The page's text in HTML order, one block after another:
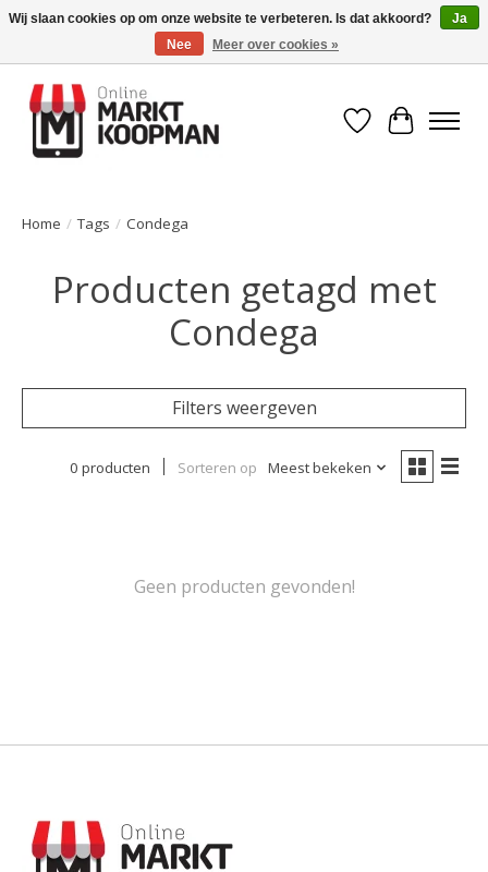
Voor 15:00 besteld, morgen in huis!
Verlanglijst
Home / Tags / Condega
Producten getagd met
Condega
Filters weergeven
0 producten Sorteren op Meest bekeken
Geen producten gevonden!
Wij slaan cookies op om onze website te verbeteren. Is dat akkoord?
Ja
Nee
Meer over cookies »